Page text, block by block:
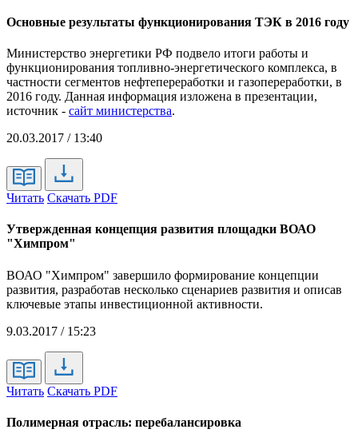
Основные результаты функционирования ТЭК в 2016 году
Министерство энергетики РФ подвело итоги работы и
функционирования топливно-энергетического комплекса, в
частности сегментов нефтепереработки и газопереработки, в
2016 году. Данная информация изложена в презентации,
источник - сайт министерства.
20.03.2017 / 13:40
Читать Скачать PDF
Утвержденная концепция развития площадки ВОАО
"Химпром"
ВОАО "Химпром" завершило формирование концепции
развития, разработав несколько сценариев развития и описав
ключевые этапы инвестиционной активности.
9.03.2017 / 15:23
Читать Скачать PDF
Полимерная отрасль: перебалансировка